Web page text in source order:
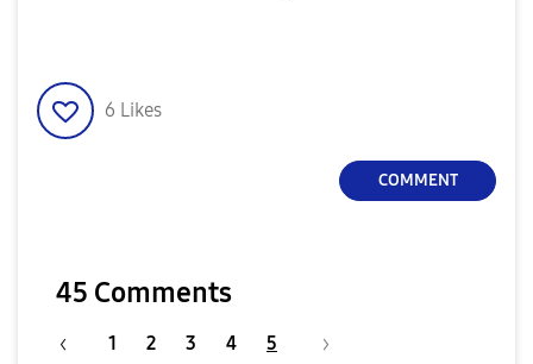
6 Likes
COMMENT
45 Comments
1 2 3 4 5